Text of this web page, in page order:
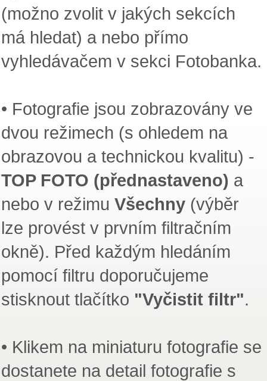
(možno zvolit v jakých sekcích
má hledat) a nebo přímo
vyhledávačem v sekci Fotobanka.
• Fotografie jsou zobrazovány ve
dvou režimech (s ohledem na
obrazovou a technickou kvalitu) -
TOP FOTO (přednastaveno) a
nebo v režimu Všechny (výběr
lze provést v prvním filtračním
okně). Před každým hledáním
pomocí filtru doporučujeme
stisknout tlačítko "Vyčistit filtr".
• Klikem na miniaturu fotografie se
dostanete na detail fotografie s